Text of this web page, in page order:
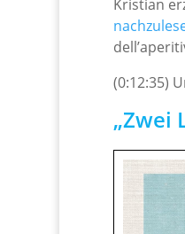
Kristian
(0:12:35)
„Zwei